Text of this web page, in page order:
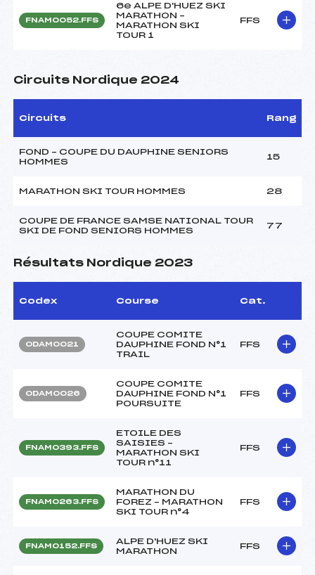
FNAM0052.FFS
6e ALPE D'HUEZ SKI
MARATHON –
MARATHON SKI
TOUR 1
FFS
Circuits Nordique 2024
Circuits Rang
FOND – COUPE DU DAUPHINE SENIORS
HOMMES
15
MARATHON SKI TOUR HOMMES 28
COUPE DE FRANCE SAMSE NATIONAL TOUR
SKI DE FOND SENIORS HOMMES
77
Résultats Nordique 2023
Codex Course Cat.
ODAM0021
COUPE COMITE
DAUPHINE FOND N°1
TRAIL
FFS
ODAM0026
COUPE COMITE
DAUPHINE FOND N°1
POURSUITE
FFS
FNAM0393.FFS
ETOILE DES
SAISIES –
MARATHON SKI
TOUR n°11
FFS
FNAM0263.FFS
MARATHON DU
FOREZ – MARATHON
SKI TOUR n°4
FFS
FNAM0152.FFS
ALPE D'HUEZ SKI
MARATHON
FFS